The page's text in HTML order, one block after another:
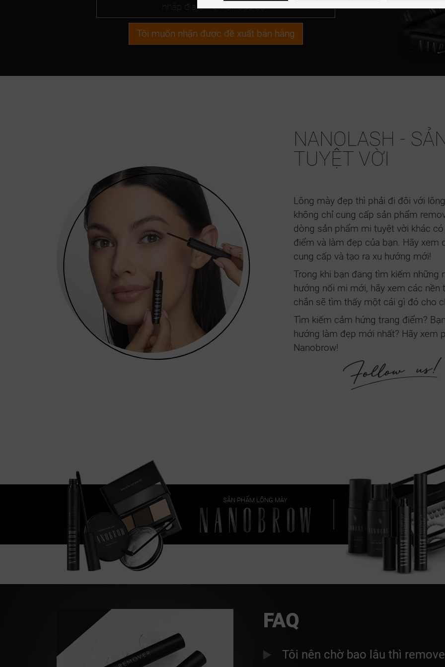
Tôi muốn nhận được đề xuất bán hàng
NANOLASH -
TUYỆT VỜI
Lông mày đẹp thì phải đi đôi với
không chỉ cung cấp sản phẩm
dòng sản phẩm mi tuyệt vời khác
điểm và làm đẹp của bạn. Hãy xem
cung cấp và tạo ra xu hướng mới!
Trong khi bạn đang tìm kiếm những
hướng nối mi mới, hãy xem các
chắn sẽ tìm thấy một cái gì đó cho
Tìm kiếm cảm hứng trang điểm?
hướng làm đẹp mới nhất? Hãy xem
Nanobrow!
SẢN PHẨM LÔNG MÀY
FAQ
Tôi nên chờ bao lâu thì